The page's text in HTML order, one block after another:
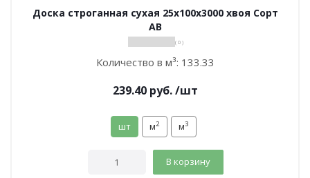
Доска строганная сухая 25х100х3000 хвоя Сорт
АВ
( 0 )
Количество в м³: 133.33
239.40 руб./шт
шт м2 м3
В корзину